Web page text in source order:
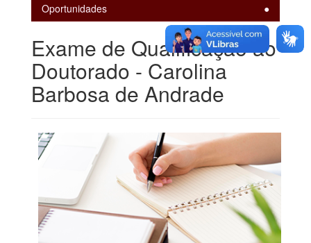
Oportunidades
Exame de Qualificação ao
Doutorado - Carolina
Barbosa de Andrade